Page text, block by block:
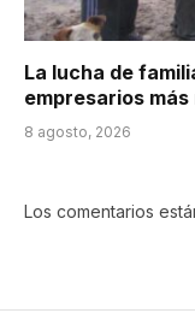
La lucha de
empresarios
8 agosto, 2026
Los comentarios